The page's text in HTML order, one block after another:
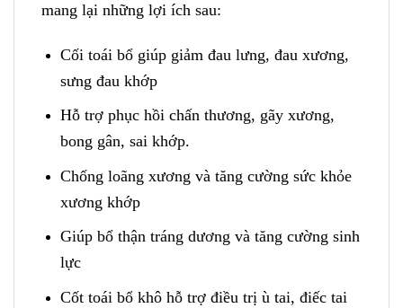
mang lại những lợi ích sau:
Cối toái bổ giúp giảm đau lưng, đau xương,
sưng đau khớp
Hỗ trợ phục hồi chấn thương, gãy xương,
bong gân, sai khớp.
Chống loãng xương và tăng cường sức khỏe
xương khớp
Giúp bổ thận tráng dương và tăng cường sinh
lực​
Cốt toái bổ khô hỗ trợ điều trị ù tai, điếc tai